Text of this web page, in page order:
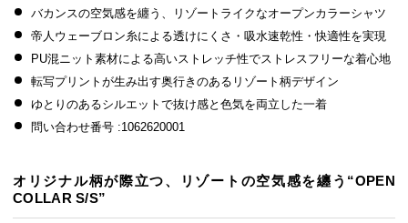
バカンスの空気感を纏う、リゾートライクなオープンカラーシャツ
帝人ウェーブロン糸による透けにくさ・吸水速乾性・快適性を実現
PU混ニット素材による高いストレッチ性でストレスフリーな着心地
転写プリントが生み出す奥行きのあるリゾート柄デザイン
ゆとりのあるシルエットで抜け感と色気を両立した一着
問い合わせ番号 :1062620001
オリジナル柄が際立つ、リゾートの空気感を纏う“OPEN
COLLAR S/S”